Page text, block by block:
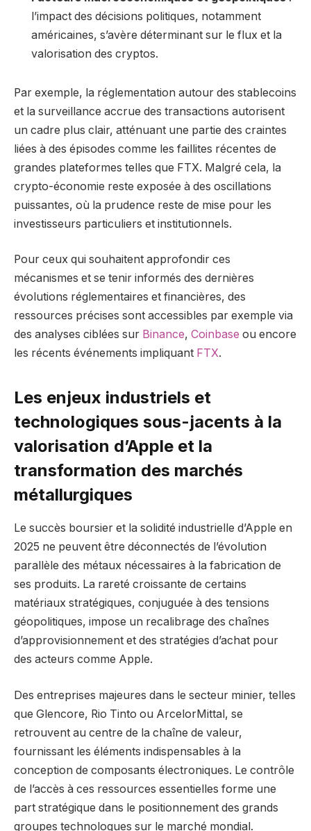
l’impact des décisions politiques, notamment
américaines, s’avère déterminant sur le flux et la
valorisation des cryptos.
Par exemple, la réglementation autour des stablecoins
et la surveillance accrue des transactions autorisent
un cadre plus clair, atténuant une partie des craintes
liées à des épisodes comme les faillites récentes de
grandes plateformes telles que FTX. Malgré cela, la
crypto-économie reste exposée à des oscillations
puissantes, où la prudence reste de mise pour les
investisseurs particuliers et institutionnels.
Pour ceux qui souhaitent approfondir ces
mécanismes et se tenir informés des dernières
évolutions réglementaires et financières, des
ressources précises sont accessibles par exemple via
des analyses ciblées sur Binance, Coinbase ou encore
les récents événements impliquant FTX.
Les enjeux industriels et
technologiques sous-jacents à la
valorisation d’Apple et la
transformation des marchés
métallurgiques
Le succès boursier et la solidité industrielle d’Apple en
2025 ne peuvent être déconnectés de l’évolution
parallèle des métaux nécessaires à la fabrication de
ses produits. La rareté croissante de certains
matériaux stratégiques, conjuguée à des tensions
géopolitiques, impose un recalibrage des chaînes
d’approvisionnement et des stratégies d’achat pour
des acteurs comme Apple.
Des entreprises majeures dans le secteur minier, telles
que Glencore, Rio Tinto ou ArcelorMittal, se
retrouvent au centre de la chaîne de valeur,
fournissant les éléments indispensables à la
conception de composants électroniques. Le contrôle
de l’accès à ces ressources essentielles forme une
part stratégique dans le positionnement des grands
groupes technologues sur le marché mondial.